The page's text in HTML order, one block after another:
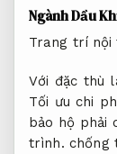
Ngành Dầu
Trang trí nội
Với đặc thù
Tối ưu chi
bảo hộ phải
trình. chống